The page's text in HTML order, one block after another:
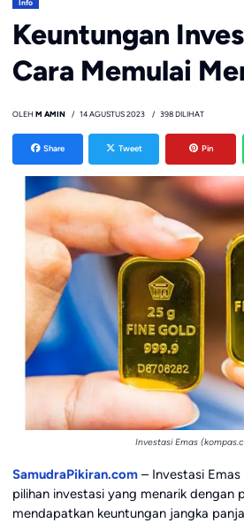
Info
Keuntungan
Cara Memulai
OLEH M AMIN 14 AGUSTUS 2023 398 DILIHAT
Share Tweet Pin
Investasi Emas
SamudraPikiran.com– Investasi Emas
pilihan investasi yang menarik dengan
mendapatkan keuntungan jangka